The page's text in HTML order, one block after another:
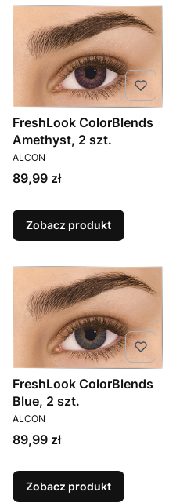
FreshLook ColorBlends
Amethyst, 2 szt.
PRODUCENT
ALCON
Cena
89,99 zł
Zobacz produkt
FreshLook ColorBlends
Blue, 2 szt.
PRODUCENT
ALCON
Cena
89,99 zł
Zobacz produkt